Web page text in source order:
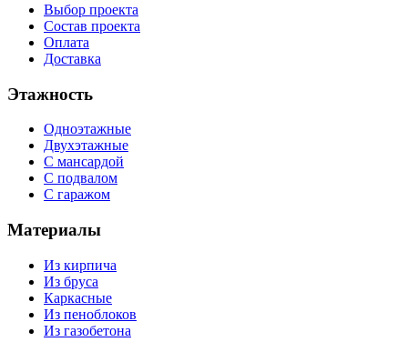
Выбор проекта
Состав проекта
Оплата
Доставка
Этажность
Одноэтажные
Двухэтажные
С мансардой
С подвалом
С гаражом
Материалы
Из кирпича
Из бруса
Каркасные
Из пеноблоков
Из газобетона